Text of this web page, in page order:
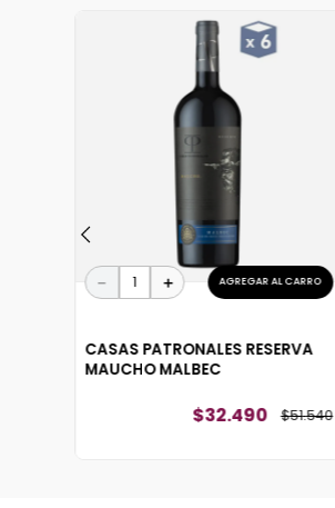
＋
－ AGREGAR AL CARRO
CASAS PATRONALES RESERVA
MAUCHO MALBEC
$32.490 $51.540